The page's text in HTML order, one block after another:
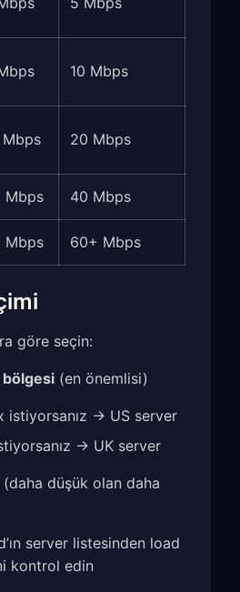
10 Mbps
Mbps 20 Mbps
Mbps 40 Mbps
Mbps 60+ Mbps
göre seçin:
(en önemlisi)
istiyorsanız → US server
→ UK server
(daha düşük olan daha
server listesinden load
kontrol edin